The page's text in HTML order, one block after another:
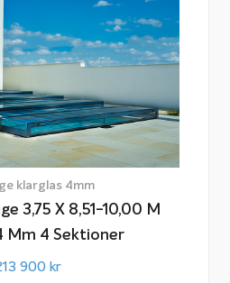
klarglas 4mm
3,75 X 8,51-10,00 M
Mm 4 Sektioner
900 kr